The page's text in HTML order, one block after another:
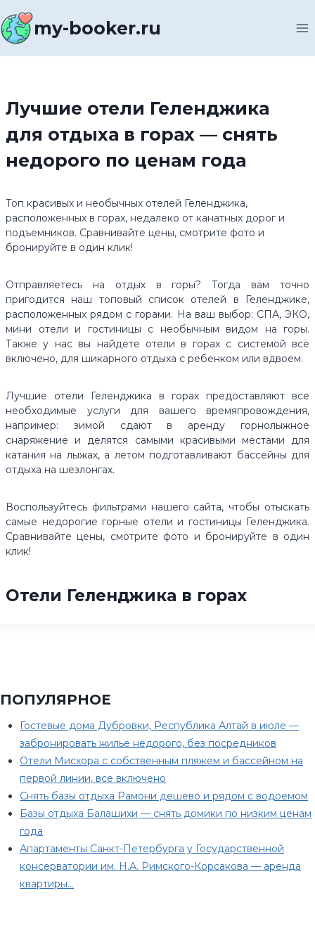
к
содержимомуmy-booker.ru
Лучшие отели Геленджика
для отдыха в горах — снять
недорого по ценам года
Топ красивых и необычных отелей Геленджика,
расположенных в горах, недалеко от канатных дорог и
подъемников. Сравнивайте цены, смотрите фото и
бронируйте в один клик!
Отправляетесь на отдых в горы? Тогда вам точно
пригодится наш топовый список отелей в Геленджике,
расположенных рядом с горами. На ваш выбор: СПА, ЭКО,
мини отели и гостиницы с необычным видом на горы.
Также у нас вы найдете отели в горах с системой всё
включено, для шикарного отдыха с ребенком или вдвоем.
Лучшие отели Геленджика в горах предоставляют все
необходимые услуги для вашего времяпровождения,
например: зимой сдают в аренду горнолыжное
снаряжение и делятся самыми красивыми местами для
катания на лыжах, а летом подготавливают бассейны для
отдыха на шезлонгах.
Воспользуйтесь фильтрами нашего сайта, чтобы отыскать
самые недорогие горные отели и гостиницы Геленджика.
Сравнивайте цены, смотрите фото и бронируйте в один
клик!
Отели Геленджика в горах
ПОПУЛЯРНОЕ
Гостевые дома Дубровки, Республика Алтай в июле —
забронировать жилье недорого, без посредников
Отели Мисхора с собственным пляжем и бассейном на
первой линии, все включено
Снять базы отдыха Рамони дешево и рядом с водоемом
Базы отдыха Балашихи — снять домики по низким ценам
года
Апартаменты Санкт-Петербурга у Государственной
консерватории им. Н.А. Римского-Корсакова — аренда
квартиры…